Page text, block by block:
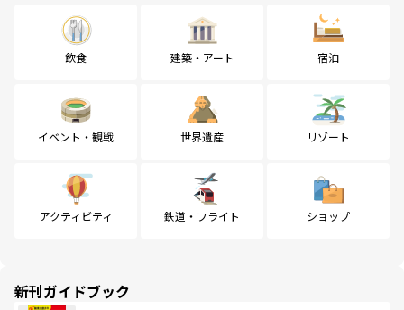
飲食 建築・アート 宿泊
イベント・観戦 世界遺産 リゾート
アクティビティ 鉄道・フライト ショップ
新刊ガイドブック